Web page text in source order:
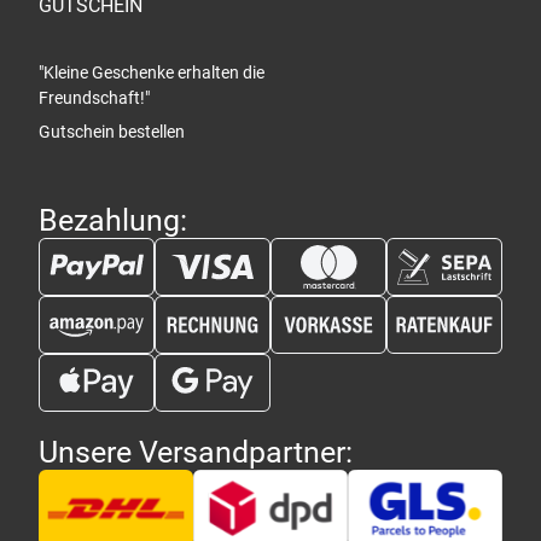
GUTSCHEIN
"Kleine Geschenke erhalten die
Freundschaft!"
Gutschein bestellen
Bezahlung:
Unsere Versandpartner: